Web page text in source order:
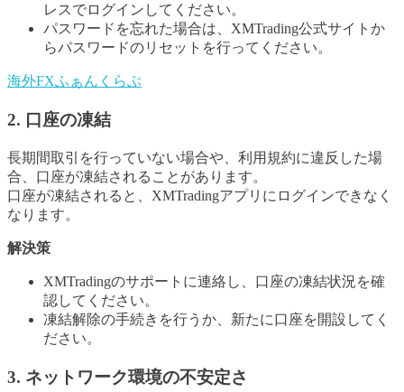
レスでログインしてください。
パスワードを忘れた場合は、XMTrading公式サイトか
らパスワードのリセットを行ってください。
海外FXふぁんくらぶ
2. 口座の凍結
長期間取引を行っていない場合や、利用規約に違反した場
合、口座が凍結されることがあります。
口座が凍結されると、XMTradingアプリにログインできなく
なります。
解決策
XMTradingのサポートに連絡し、口座の凍結状況を確
認してください。
凍結解除の手続きを行うか、新たに口座を開設してく
ださい。
3. ネットワーク環境の不安定さ